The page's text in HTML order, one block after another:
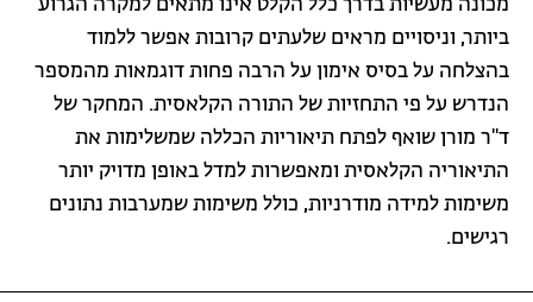
מכונה מעשיות בדרך כלל הקלט אינו מתאים למקרה הגרוע
ביותר, וניסויים מראים שלעתים קרובות אפשר ללמוד
בהצלחה על בסיס אימון על הרבה פחות דוגמאות מהמספר
הנדרש על פי התחזיות של התורה הקלאסית. המחקר של
ד"ר מורן שואף לפתח תיאוריות הכללה שמשלימות את
התיאוריה הקלאסית ומאפשרות למדל באופן מדויק יותר
משימות למידה מודרניות, כולל משימות שמערבות נתונים
רגישים.